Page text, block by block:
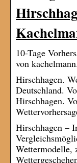
10-Tage
von kachelmann.
Hirschhagen.
Deutschland.
Hirschhagen.
Hirschhagen –
Wettermodelle,